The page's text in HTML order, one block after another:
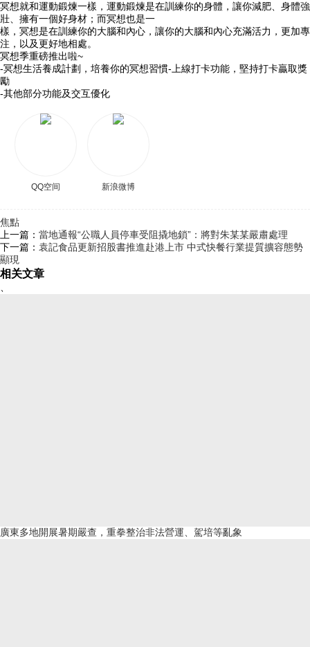
冥想就和運動鍛煉一樣，運動鍛煉是在訓練你的身體，讓你減肥、身體強
壯、擁有一個好身材；而冥想也是一
樣，冥想是在訓練你的大腦和內心，讓你的大腦和內心充滿活力，更加專
注，以及更好地相處。
冥想季重磅推出啦~
-冥想生活養成計劃，培養你的冥想習慣-上線打卡功能，堅持打卡贏取獎
勵
-其他部分功能及交互優化
QQ空间 新浪微博
焦點
上一篇： 當地通報“公職人員停車受阻撬地鎖”：將對朱某某嚴肅處理
下一篇： 袁記食品更新招股書推進赴港上市 中式快餐行業提質擴容態勢
顯現
相关文章
、
廣東多地開展暑期嚴查，重拳整治非法營運、駕培等亂象